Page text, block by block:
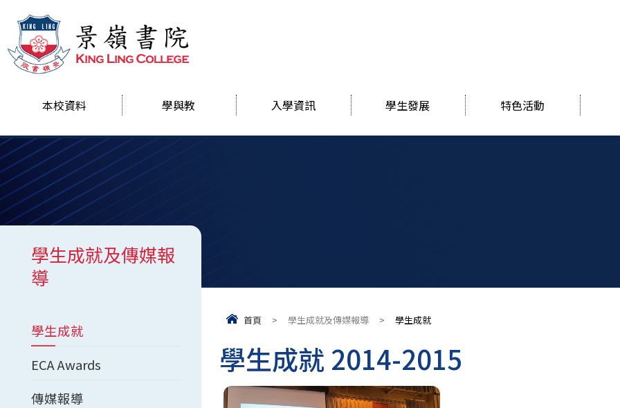
本校資料 學與教 入學資訊 學生發展 特色活動
首頁 > 學生成就及傳媒報導 > 學生成就
學生成就 2014-2015
學生成就及傳媒報
導
學生成就
ECA Awards
傳媒報導